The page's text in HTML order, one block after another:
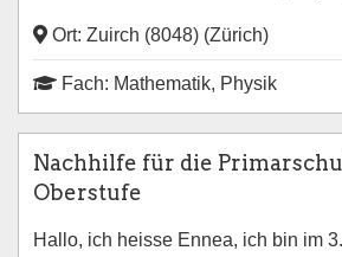
Ort: Zuirch (8048) (Zürich)
Fach: Mathematik, Physik
Nachhilfe für die
Oberstufe
Hallo, ich heisse Ennea, ich bin im